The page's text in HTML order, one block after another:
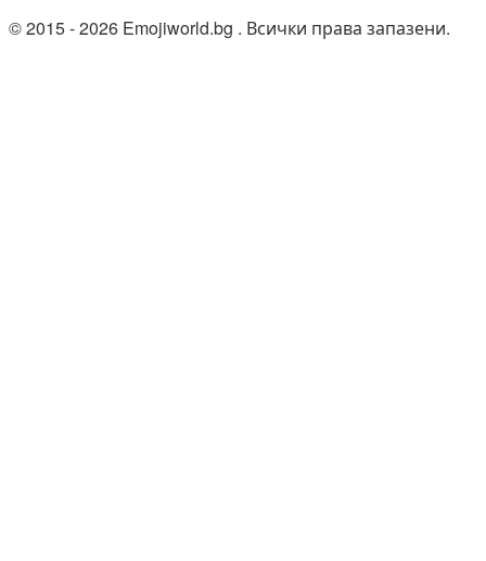
© 2015 - 2026 Emojiworld.bg . Всички права запазени.